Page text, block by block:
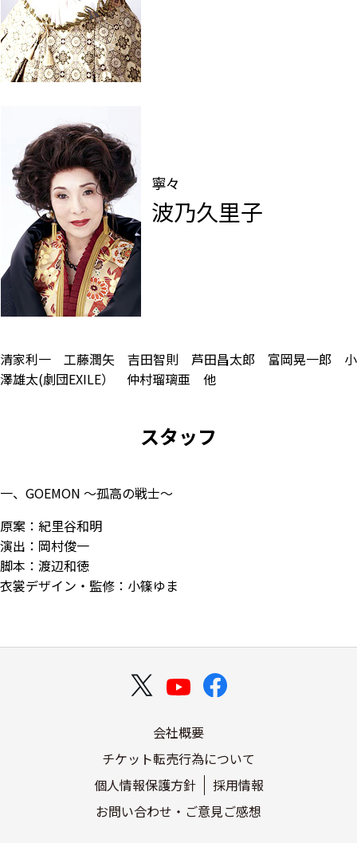
寧々
波乃久里子
清家利一 工藤潤矢 吉田智則 芦田昌太郎 富岡晃一郎 小
澤雄太(劇団EXILE） 仲村瑠璃亜 他
スタッフ
一、GOEMON ～孤高の戦士～
原案：紀里谷和明
演出：岡村俊一
脚本：渡辺和徳
衣裳デザイン・監修：小篠ゆま
会社概要
チケット転売行為について
個人情報保護方針
採用情報
お問い合わせ・ご意見ご感想